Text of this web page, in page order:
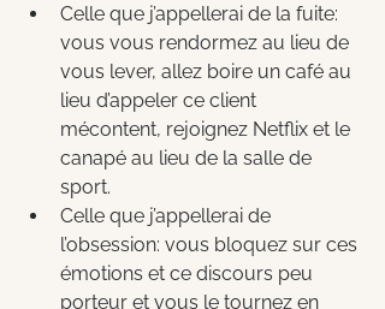
Celle que j’appellerai de la fuite:
vous vous rendormez au lieu de
vous lever, allez boire un café au
lieu d’appeler ce client
mécontent, rejoignez Netflix et le
canapé au lieu de la salle de
sport.
Celle que j’appellerai de
l’obsession: vous bloquez sur ces
émotions et ce discours peu
porteur et vous le tournez en